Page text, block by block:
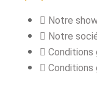
et pieds
Structure
Notre
Notre
Conditions
Conditions